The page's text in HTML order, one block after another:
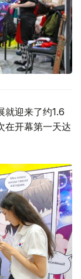
就迎来了约1.6
在开幕第一天达